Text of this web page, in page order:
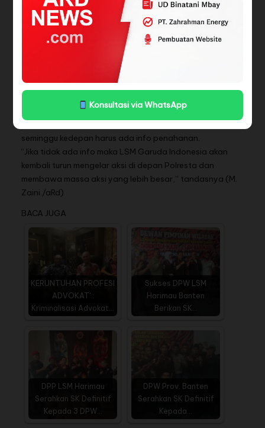
Konsultasi via WhatsApp
Jika ada temuan laporan lagi terkait pelaku, lanjutnya,
diminta dilaporkan kembali ke polresta mataram.
Dan untuk lebih jelasnya tahapan kasus ini, dalam waktu
dekat Wakasat dan jajaranya akan menginfokan ke
korbannya dan pengacaranya serta direktur LSM Garuda
Indinesia.
Dalam diskusi tersebut, pihak LSM Garuda Indonesia
menyampaikan dan meminta pihak Polresta Mataram
seminggu kedepan harus ada info penahanan.
“Jika tidak ada info maka LSM Garuda Indonesia akan
kembali turun mengelar aksi di depan Polresta dan
membawa massa aksi yang lebih besar,” tandasnya (M.
Zaini./aRd)
BACA JUGA
KERUNTUHAN PROFESI
ADVOKAT' :
Kriminalisasi Advokat…
Sukses DPW LSM
Harimau Banten
Berikan SK…
DPP LSM Harimau
Serahkan SK Definitif
Kepada 3 DPW…
DPW Prov. Banten
Serahkan SK Definitif
Kepada…